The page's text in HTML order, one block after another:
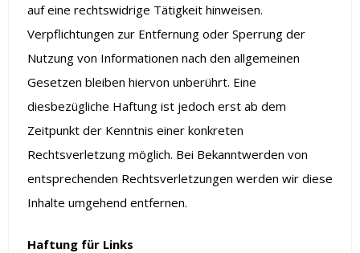
auf eine rechtswidrige Tätigkeit hinweisen.
Verpflichtungen zur Entfernung oder Sperrung der
Nutzung von Informationen nach den allgemeinen
Gesetzen bleiben hiervon unberührt. Eine
diesbezügliche Haftung ist jedoch erst ab dem
Zeitpunkt der Kenntnis einer konkreten
Rechtsverletzung möglich. Bei Bekanntwerden von
entsprechenden Rechtsverletzungen werden wir diese
Inhalte umgehend entfernen.
Haftung für Links